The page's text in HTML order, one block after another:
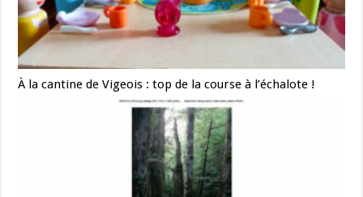
À la cantine de Vigeois : top de la course à l’échalote !